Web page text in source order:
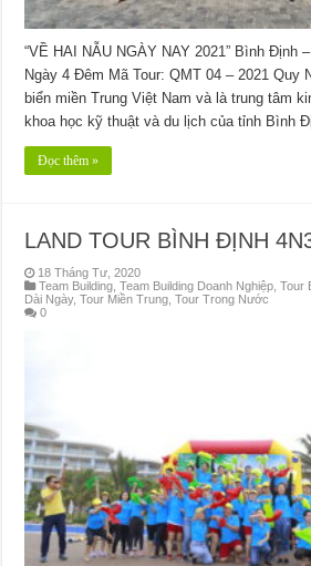
“VỀ HAI NẪU NGÀY NAY 2021” Bình Định
Ngày 4 Đêm Mã Tour: QMT 04 – 2021 Quy
biển miền Trung Việt Nam và là trung tâm
khoa học kỹ thuật và du lịch của tỉnh Bình
Đọc thêm »
LAND TOUR BÌNH ĐỊNH
18 Tháng Tư, 2020
Team Building ,Team Building Doanh Nghiệp ,Tour
Dài Ngày,Tour Miền Trung ,Tour Trong Nước
0